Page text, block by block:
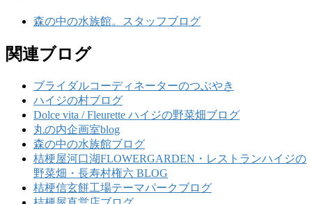
森の中の水族館。スタッフブログ
関連ブログ
ブライダルコーディネーターのつぶやき
ハイジの村ブログ
Dolce vita / Fleurette ハイジの野菜畑ブログ
丸の内企画室blog
森の中の水族館ブログ
桔梗屋河口湖FLOWERGARDEN・レストランハイジの
野菜畑・長寿村権六 BLOG
桔梗信玄餅工場テーマパークブログ